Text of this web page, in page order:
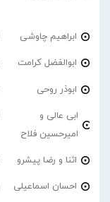
ابراهیم چاوشی
ابوالفضل کرامت
ابوذر روحی
ابی عالی و
امیرحسین فلاح
اثنا و رضا پیشرو
احسان اسماعیلی